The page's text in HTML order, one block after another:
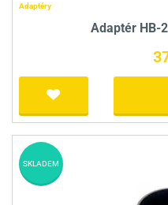
Adaptéry
Adaptér HB-
SKLADEM